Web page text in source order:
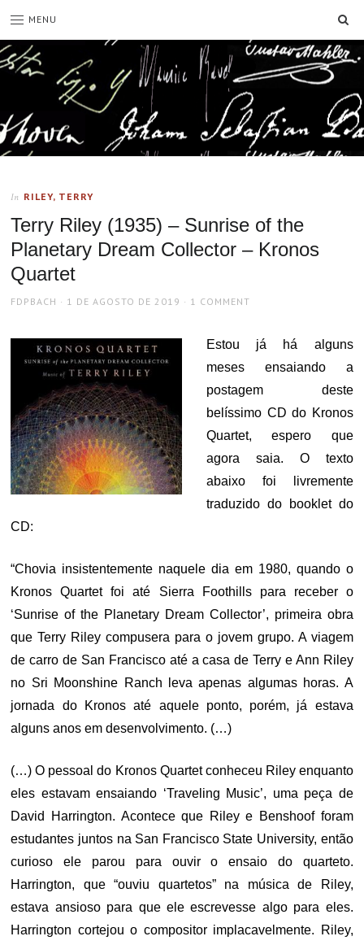
MENU
In RILEY, TERRY
Terry Riley (1935) – Sunrise of the
Planetary Dream Collector – Kronos
Quartet
AUTHOR
FDPBACH
POSTED
1 DE AGOSTO DE 2019 1 COMMENT
Estou já há alguns
meses ensaiando a
postagem deste
belíssimo CD do Kronos
Quartet, espero que
agora saia. O texto
abaixo foi livremente
traduzido do booklet do
CD:
“Chovia insistentemente naquele dia em 1980, quando o
Kronos Quartet foi até Sierra Foothills para receber o
‘Sunrise of the Planetary Dream Collector’, primeira obra
que Terry Riley compusera para o jovem grupo. A viagem
de carro de San Francisco até a casa de Terry e Ann Riley
no Sri Moonshine Ranch leva apenas algumas horas. A
jornada do Kronos até aquele ponto, porém, já estava
alguns anos em desenvolvimento. (…)
(…) O pessoal do Kronos Quartet conheceu Riley enquanto
eles estavam ensaiando ‘Traveling Music’, uma peça de
David Harrington. Acontece que Riley e Benshoof foram
estudantes juntos na San Francisco State University, então
curioso ele parou para ouvir o ensaio do quarteto.
Harrington, que “ouviu quartetos” na música de Riley,
estava ansioso para que ele escrevesse algo para eles.
Harrington cortejou o compositor implacavelmente. Riley,